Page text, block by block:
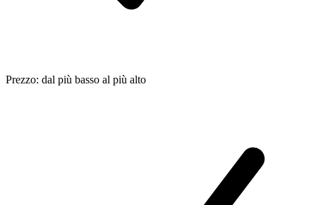
Prezzo: dal più basso al più alto